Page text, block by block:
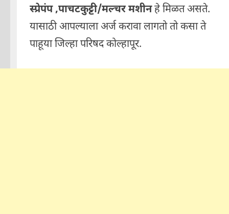
स्प्रेपंप ,पाचटकुट्टी/मल्चर मशीनहे मिळत असते.
यासाठी आपल्याला अर्ज करावा लागतो तो कसा ते
पाहूया जिल्हा परिषद कोल्हापूर.